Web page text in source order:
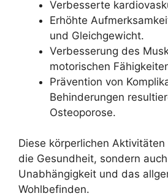
Verbesserte
Erhöhte
und Gleichgewicht.
Verbesserung des
motorischen
Prävention von
Behinderungen
Osteoporose.
Diese körperlichen
die Gesundheit, sondern
Unabhängigkeit und das
Wohlbefinden.